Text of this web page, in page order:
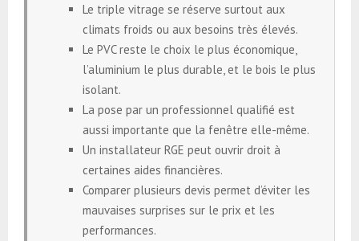
Le triple vitrage se réserve surtout aux
climats froids ou aux besoins très élevés.
Le PVC reste le choix le plus économique,
l’aluminium le plus durable, et le bois le plus
isolant.
La pose par un professionnel qualifié est
aussi importante que la fenêtre elle-même.
Un installateur RGE peut ouvrir droit à
certaines aides financières.
Comparer plusieurs devis permet d’éviter les
mauvaises surprises sur le prix et les
performances.